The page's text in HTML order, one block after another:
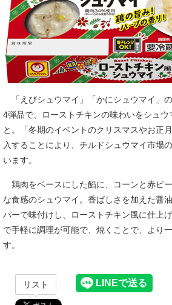
「えびシュウマイ」「かにシュウマイ」
4弾品で、ローストチキンの味わいをシュウ
と。「冬期のイベントのクリスマスやお正
入することにより、チルドシュウマイ市場
います。
鶏肉をベースにした餡に、コーンと赤ピ
な食感のシュウマイ。香ばしさを加えた醤
パーで味付けし、ローストチキン風に仕上
で手軽に調理が可能で、焼くことで、より
す。
リスト